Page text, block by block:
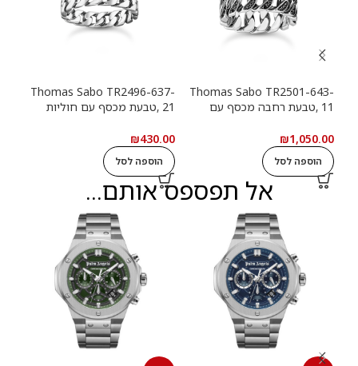
Thomas Sabo TR2501-643-
11 ,טבעת רחבה מכסף עם
₪1,050.00
הוספה לסל
Thomas Sabo TR2496-637-
21 ,טבעת מכסף עם חוליות
₪430.00
הוספה לסל
אל תפספס אותם...